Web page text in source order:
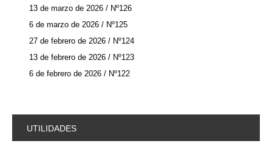
13 de marzo de 2026 / Nº126
6 de marzo de 2026 / Nº125
27 de febrero de 2026 / Nº124
13 de febrero de 2026 / Nº123
6 de febrero de 2026 / Nº122
UTILIDADES